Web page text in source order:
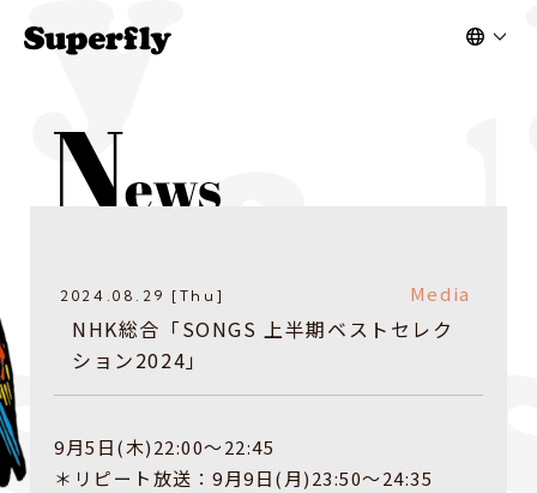
2024.08.29 [Thu] Media
NHK総合「SONGS 上半期ベストセレク
ション2024」
9月5日(木)22:00〜22:45
＊リピート放送：9月9日(月)23:50〜24:35